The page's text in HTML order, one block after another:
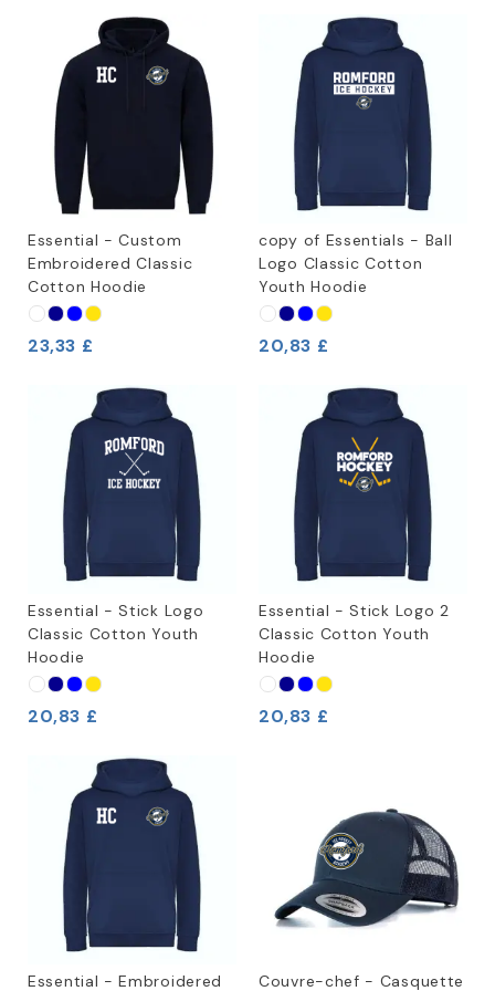
Essential - Custom
Embroidered Classic
Cotton Hoodie
23,33 £
copy of Essentials - Ball
Logo Classic Cotton
Youth Hoodie
20,83 £
Essential - Stick Logo
Classic Cotton Youth
Hoodie
20,83 £
Essential - Stick Logo 2
Classic Cotton Youth
Hoodie
20,83 £
Essential - Embroidered Couvre-chef - Casquette